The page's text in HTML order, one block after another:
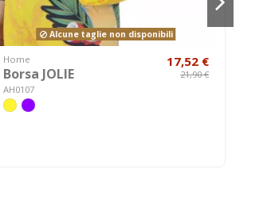
Alcune taglie non disponibili
Home
Borsa JOLIE
AH0107
17,52 €
21,90 €